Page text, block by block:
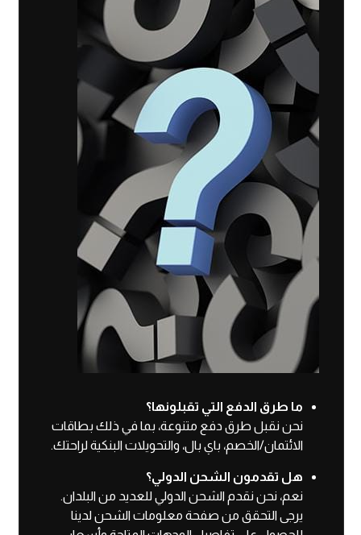
ما طرق الدفع التي تقبلونها؟
نحن نقبل طرق دفع متنوعة، بما في ذلك بطاقات
الائتمان/الخصم، باي بال، والتحويلات البنكية لراحتك.
هل تقدمون الشحن الدولي؟
نعم، نحن نقدم الشحن الدولي للعديد من البلدان.
يرجى التحقق من صفحة معلومات الشحن لدينا